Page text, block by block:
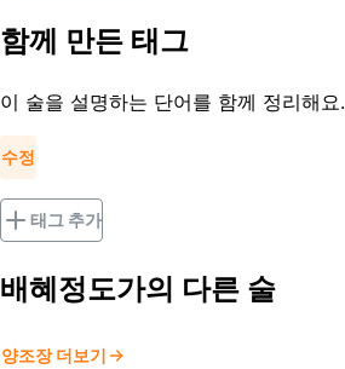
함께 만든 태그
이 술을 설명하는 단어를 함께 정리해요.
수정
태그 추가
배혜정도가의 다른 술
양조장 더보기